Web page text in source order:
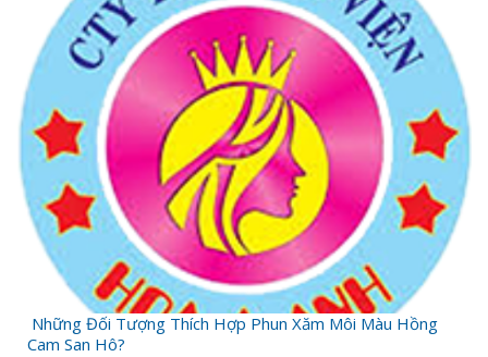
Những Đối Tượng Thích Hợp Phun Xăm Môi Màu Hồng
Cam San Hô?